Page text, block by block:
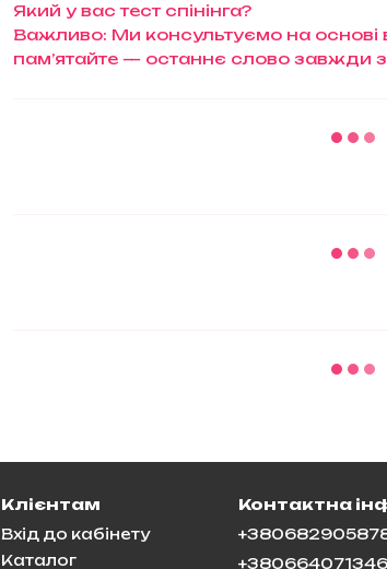
Який у вас тест спінінга?
Важливо: Ми консультуємо на основі
пам’ятайте — останнє слово завжди
Клієнтам
Вхід до кабінету
Каталог
Контактна
+380664071346